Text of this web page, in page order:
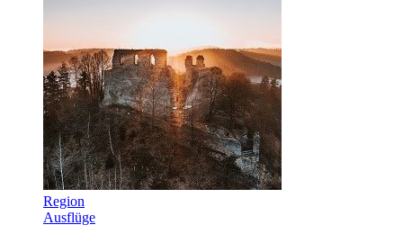
Region
Ausflüge